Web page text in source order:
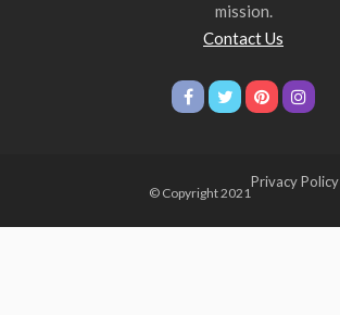
mission.
Contact Us
© Copyright 2021
Privacy Policy